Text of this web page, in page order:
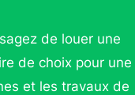
de louer une
de choix pour une
et les travaux de